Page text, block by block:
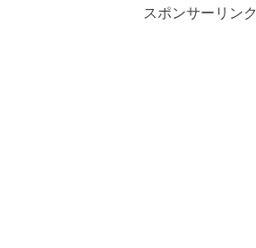
スポンサーリンク